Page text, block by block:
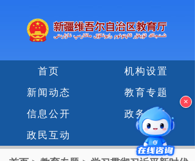
首页 机构设置
新闻动态 教育专题
信息公开 政务服务
政民互动
×